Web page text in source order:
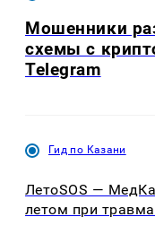
Мошенники
схемы с
Telegram
Гид по Казани
ЛетоSOS —
летом при